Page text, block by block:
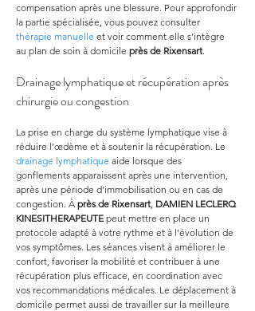
compensation après une blessure. Pour approfondir
la partie spécialisée, vous pouvez consulter
thérapie manuelle et voir comment elle s’intègre
au plan de soin à domicile près de Rixensart.
Drainage lymphatique et récupération après
chirurgie ou congestion
La prise en charge du système lymphatique vise à
réduire l’œdème et à soutenir la récupération. Le
drainage lymphatique aide lorsque des
gonflements apparaissent après une intervention,
après une période d’immobilisation ou en cas de
congestion. À près de Rixensart, DAMIEN LECLERQ
KINESITHERAPEUTE peut mettre en place un
protocole adapté à votre rythme et à l’évolution de
vos symptômes. Les séances visent à améliorer le
confort, favoriser la mobilité et contribuer à une
récupération plus efficace, en coordination avec
vos recommandations médicales. Le déplacement à
domicile permet aussi de travailler sur la meilleure